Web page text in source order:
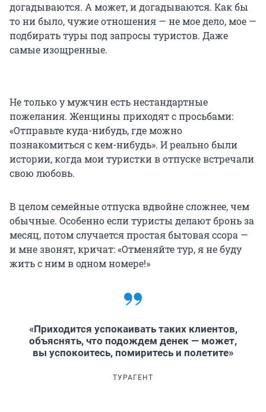
догадываются. А может, и догадываются. Как бы
то ни было, чужие отношения — не мое дело, мое —
подбирать туры под запросы туристов. Даже
самые изощренные.
Не только у мужчин есть нестандартные
пожелания. Женщины приходят с просьбами:
«Отправьте куда-нибудь, где можно
познакомиться с кем-нибудь». И реально были
истории, когда мои туристки в отпуске встречали
свою любовь.
В целом семейные отпуска вдвойне сложнее, чем
обычные. Особенно если туристы делают бронь за
месяц, потом случается простая бытовая ссора —
и мне звонят, кричат: «Отменяйте тур, я не буду
жить с ним в одном номере!»
«Приходится успокаивать таких клиентов,
объяснять, что подождем денек — может,
вы успокоитесь, помиритесь и полетите»
ТУРАГЕНТ